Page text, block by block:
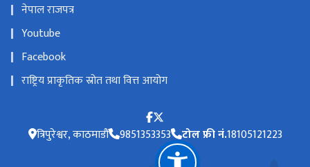
Facebook
राष्ट्रिय प्राकृतिक स्रोत तथा वित्त आयोग
त्रिपुरेश्वर, काठमाडौं 9851353353